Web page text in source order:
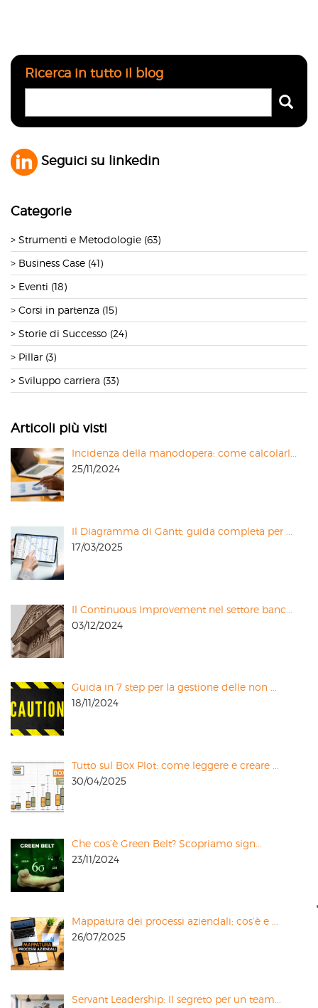
Ricerca in tutto il blog
Seguici su linkedin
Categorie
Strumenti e Metodologie (63)
Business Case (41)
Eventi (18)
Corsi in partenza (15)
Storie di Successo (24)
Pillar (3)
Sviluppo carriera (33)
Articoli più visti
Incidenza della manodopera: come calcolarl...
25/11/2024
Il Diagramma di Gantt: guida completa per ...
17/03/2025
Il Continuous Improvement nel settore banc...
03/12/2024
Guida in 7 step per la gestione delle non ...
18/11/2024
Tutto sul Box Plot: come leggere e creare ...
30/04/2025
Che cos’è Green Belt? Scopriamo sign...
23/11/2024
Mappatura dei processi aziendali: cos’è e ...
26/07/2025
Servant Leadership: Il segreto per un team...